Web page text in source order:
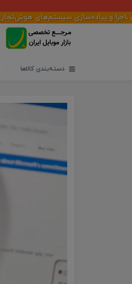
سیستم‌های هوش‌تجاری در
دسته‌بندی کالاها